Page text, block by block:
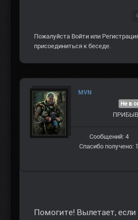
Пожалуйста Войти или
присоединиться к беседе.
MVN
Не в
Сообщений: 4
Спасибо получено: 1
Помогите! Вылетает, если